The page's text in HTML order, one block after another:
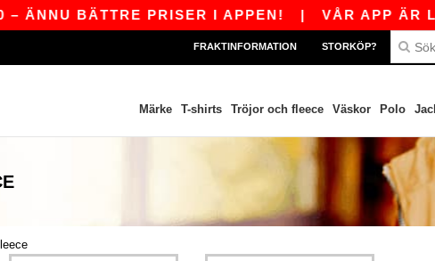
PRISER I APPEN! |VÅR APP ÄR LIVE! FÅ
FRAKTINFORMATION STORKÖP?
Märke T-shirts Tröjor och fleece Väskor Polo